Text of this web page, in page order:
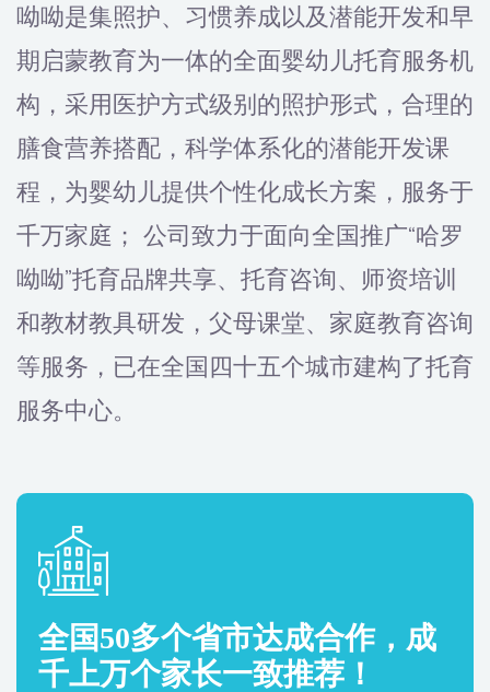
呦呦是集照护、习惯养成以及潜能开发和早
期启蒙教育为一体的全面婴幼儿托育服务机
构，采用医护方式级别的照护形式，合理的
膳食营养搭配，科学体系化的潜能开发课
程，为婴幼儿提供个性化成长方案，服务于
千万家庭； 公司致力于面向全国推广“哈罗
呦呦”托育品牌共享、托育咨询、师资培训
和教材教具研发，父母课堂、家庭教育咨询
等服务，已在全国四十五个城市建构了托育
服务中心。
全国50多个省市达成合作，成
千上万个家长一致推荐！